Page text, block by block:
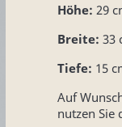
Höhe: 29
Breite: 33
Tiefe: 15
Auf
nutzen Sie